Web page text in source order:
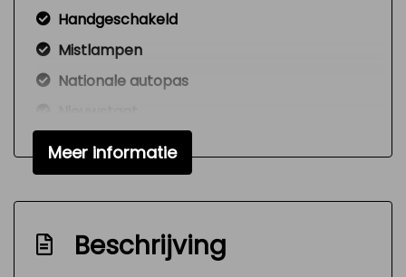
Handgeschakeld
Mistlampen
Nationale autopas
Nw model
Onderhoudsboekjes aanwezig
Radio cd-speler
Signaal vergeten verlichting
Variable interval ruitenwisser
Meer informatie
Beschrijving